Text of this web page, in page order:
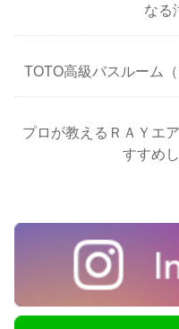
なる
TOTO高級バスルーム
プロが教えるＲＡＹエ
すすめ